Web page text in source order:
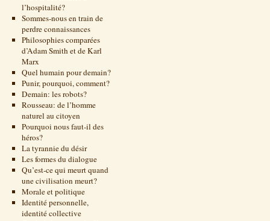
l’hospitalité?
Sommes-nous en train de
perdre connaissances
Philosophies comparées
d’Adam Smith et de Karl
Marx
Quel humain pour demain?
Punir, pourquoi, comment?
Demain: les robots?
Rousseau: de l’homme
naturel au citoyen
Pourquoi nous faut-il des
héros?
La tyrannie du désir
Les formes du dialogue
Qu’est-ce qui meurt quand
une civilisation meurt?
Morale et politique
Identité personnelle,
identité collective